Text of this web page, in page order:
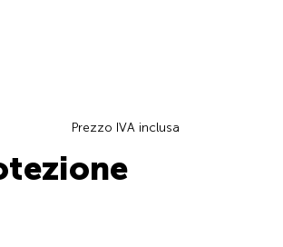
Prezzo IVA inclusa